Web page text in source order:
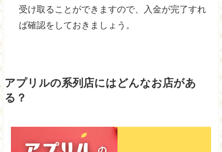
受け取ることができますので、入金が完了すれ
ば確認をしておきましょう。
アプリルの系列店にはどんなお店があ
る？